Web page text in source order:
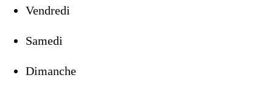
Vendredi
Samedi
Dimanche